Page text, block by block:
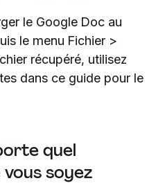
le Google Doc au
le menu Fichier >
récupéré, utilisez
dans ce guide pour le
quel
soyez